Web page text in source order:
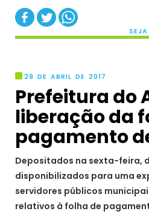
29 DE ABRIL DE 2017
Prefeitura do
liberação da
pagamento
Depositados na sexta-feira,
disponibilizados para uma
servidores públicos
relativos à folha de